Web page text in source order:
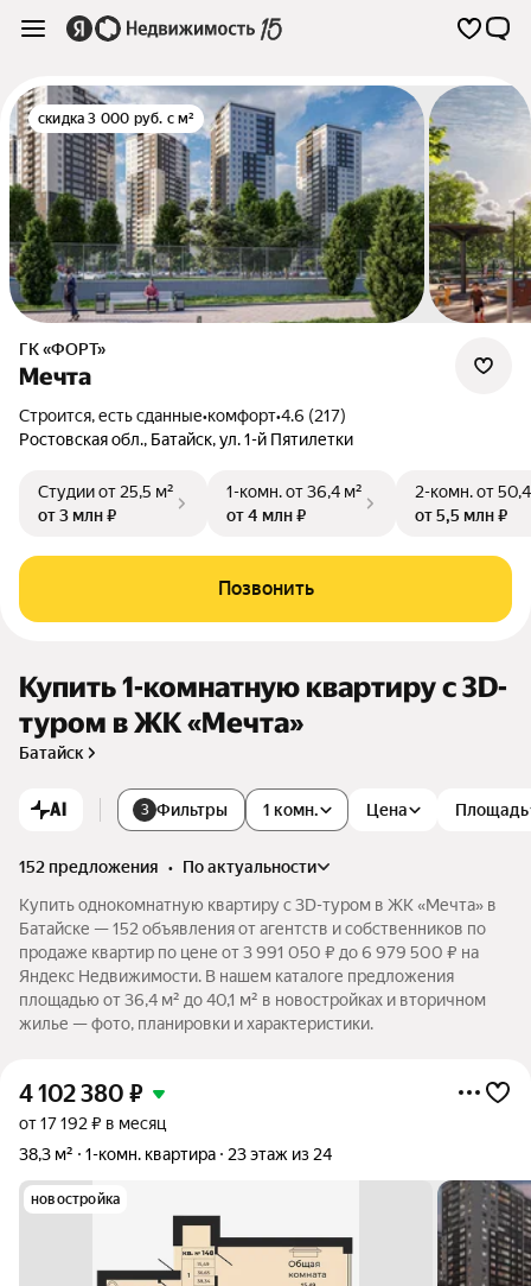
скидка 3 000 руб. с м²
ГК «ФОРТ»
Мечта
Строится, есть сданные•комфорт•4.6 (217)
Ростовская обл., Батайск,ул. 1-й Пятилетки
Студииот 25,5 м²
от 3 млн ₽
1-комн.от 36,4 м²
от 4 млн ₽
2-комн.от
от 5,5 млн ₽
Позвонить
Купить 1-комнатную квартиру c 3D-
туром в ЖК «Мечта»
Батайск
AI 3 Фильтры 1 комн. Цена Площадь
152 предложения •
по актуальности
Купить однокомнатную квартиру c 3D-туром в ЖК «Мечта» в
Батайске — 152 объявления от агентств и собственников по
продаже квартир по цене от 3 991 050 ₽ до 6 979 500 ₽ на
Яндекс Недвижимости. В нашем каталоге предложения
площадью от 36,4 м² до 40,1 м² в новостройках и вторичном
жилье — фото, планировки и характеристики.
4 102 380 ₽
от 17 192 ₽ в месяц
38,3 м²
1-комн. квартира 23 этаж из 24
новостройка